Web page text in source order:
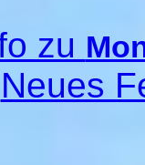
zu
Neues